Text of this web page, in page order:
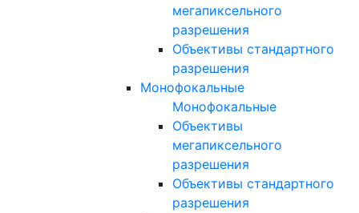
мегапиксельного
разрешения
Объективы стандартного
разрешения
Монофокальные
Монофокальные
Объективы
мегапиксельного
разрешения
Объективы стандартного
разрешения